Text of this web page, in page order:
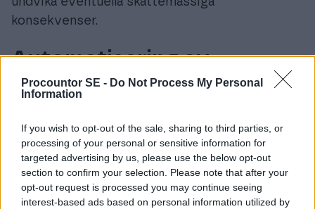
Procountor SE - Do Not Process My Personal
Information
If you wish to opt-out of the sale, sharing to third parties, or
processing of your personal or sensitive information for
targeted advertising by us, please use the below opt-out
section to confirm your selection. Please note that after your
opt-out request is processed you may continue seeing
interest-based ads based on personal information utilized by
konsekvenser.
Automatisering av
Bilförmåner med Digitala
Verktyg
I takt med att digitaliseringen fortskrider, blir
det alltmer vanligt att företag använder sig av
digitala lösningar för att hantera bilersättningar.
Genom att implementera ett